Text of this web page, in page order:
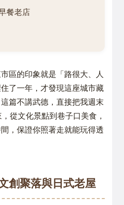
餐老店
區的印象就是「路很大、人
了一年，才發現這座城市藏
篇不講武德，直接把我週末
從文化景點到巷子口美食，
，保證你照著走就能玩得透
創聚落與日式老屋